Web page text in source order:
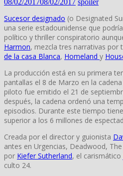
Sucesor designado (o Designated
una serie estadounidense que
político y thriller conspiratorio
Harmon, mezcla tres narrativas por
de la casa Blanca, Homeland y
La producción está en su primera
pantallas el 8 de Marzo en la
piloto fue emitido el 21 de
después, la cadena ordenó una
episodios. Durante este tiempo
superior a los 6 millones de
Creada por el director y guionista
antes en Urgencias, Deadwood,
por Kiefer Sutherland, el carismático
culto 24.